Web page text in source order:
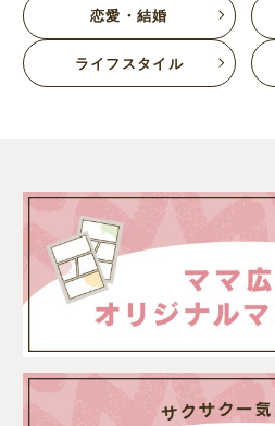
恋愛・結婚
ライフスタイル